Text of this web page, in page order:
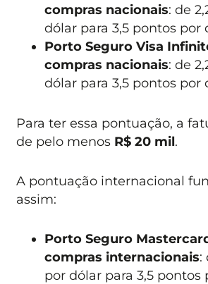
compras nacionais: de
dólar para 3,5 pontos por
Porto Seguro Visa
compras nacionais: de
dólar para 3,5 pontos por
Para ter essa pontuação, a
de pelo menos R$ 20 mil.
A pontuação internacional
assim:
Porto Seguro
compras internacionais:
por dólar para 3,5 pontos